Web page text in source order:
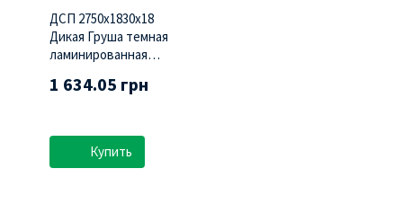
ДСП 2750х1830х18
Дикая Груша темная
ламинированная
1 634.05 грн
Купить